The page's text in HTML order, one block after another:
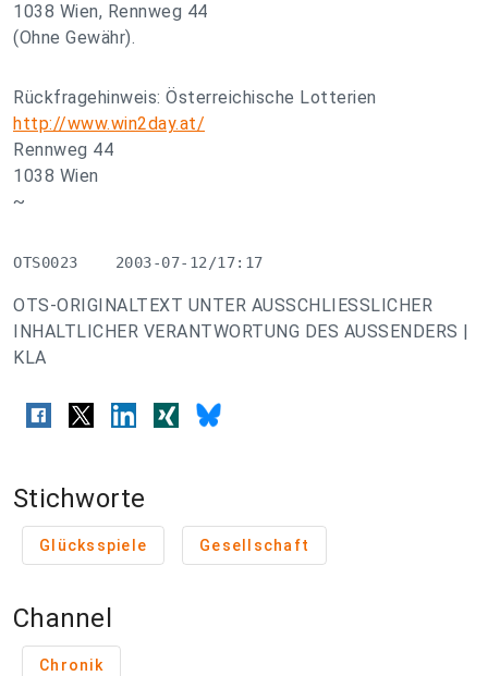
1038 Wien, Rennweg 44
(Ohne Gewähr).
Rückfragehinweis: Österreichische Lotterien
http://www.win2day.at/
Rennweg 44
1038 Wien
~
OTS0023    2003-07-12/17:17
OTS-ORIGINALTEXT UNTER AUSSCHLIESSLICHER
INHALTLICHER VERANTWORTUNG DES AUSSENDERS |
KLA
Stichworte
Glücksspiele Gesellschaft
Channel
Chronik